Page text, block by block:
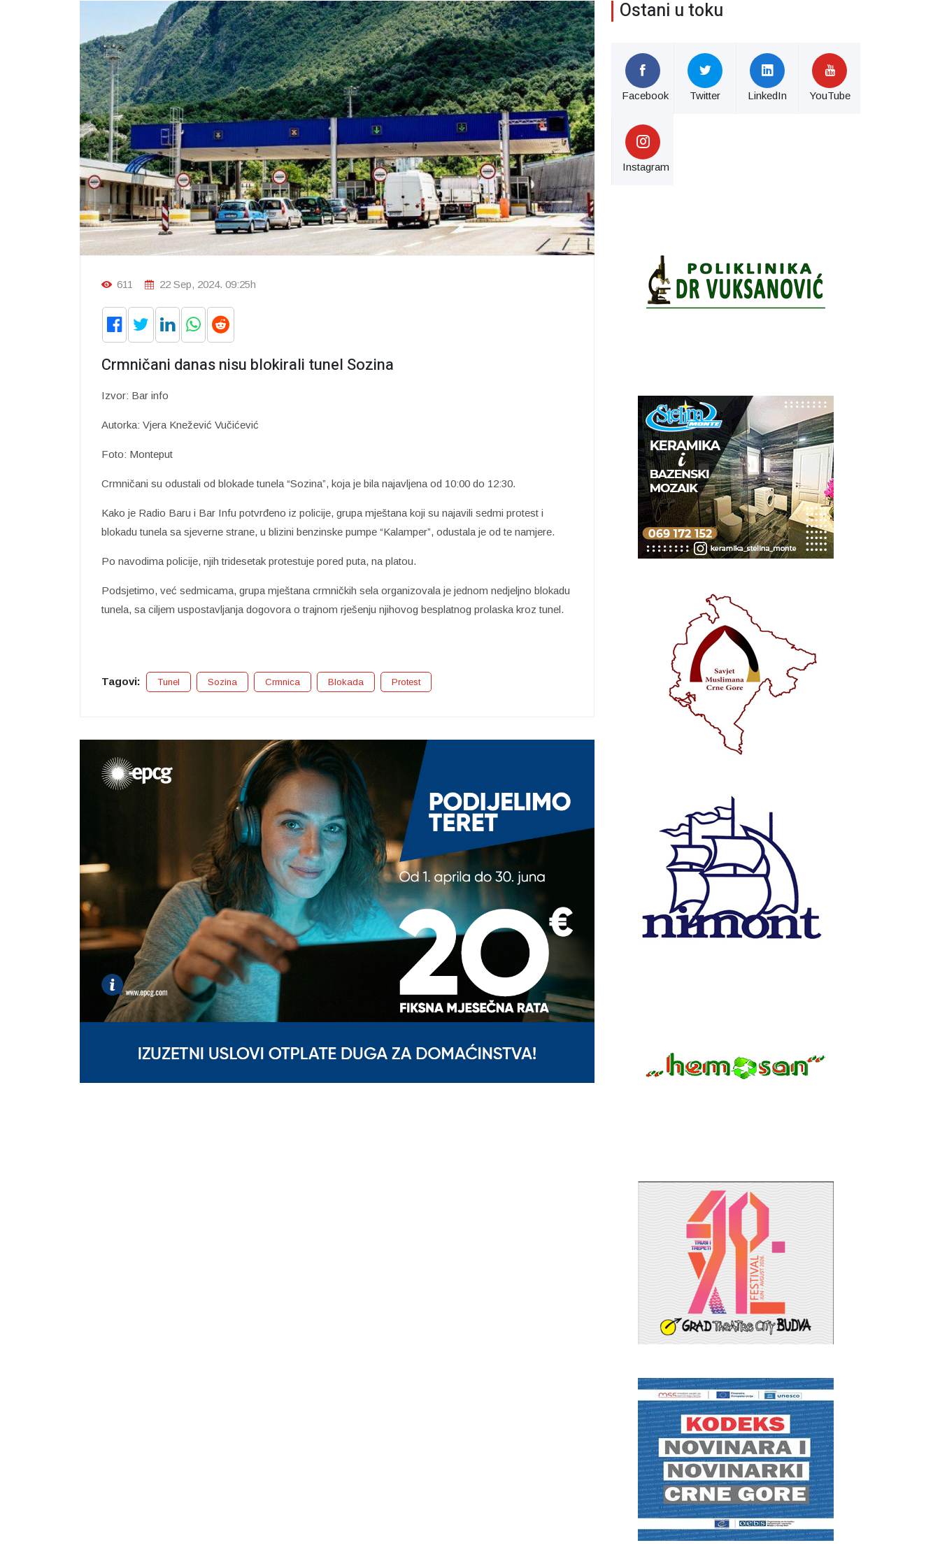
611 22 Sep, 2024. 09:25h
Crmničani danas nisu blokirali tunel Sozina
Izvor: Bar info
Autorka: Vjera Knežević Vučićević
Foto: Monteput
Crmničani su odustali od blokade tunela “Sozina”, koja je bila najavljena od 10:00 do 12:30.
Kako je Radio Baru i Bar Infu potvrđeno iz policije, grupa mještana koji su najavili sedmi protest i
blokadu tunela sa sjeverne strane, u blizini benzinske pumpe “Kalamper”, odustala je od te namjere.
Po navodima policije, njih tridesetak protestuje pored puta, na platou.
Podsjetimo, već sedmicama, grupa mještana crmničkih sela organizovala je jednom nedjeljno blokadu
tunela, sa ciljem uspostavljanja dogovora o trajnom rješenju njihovog besplatnog prolaska kroz tunel.
Tagovi: Tunel Sozina Crmnica Blokada Protest
Ostani u toku
Facebook Twitter LinkedIn YouTube
Instagram